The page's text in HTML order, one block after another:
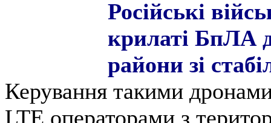
Російські
крилаті БпЛА
райони зі
Керування такими
LTE операторами з